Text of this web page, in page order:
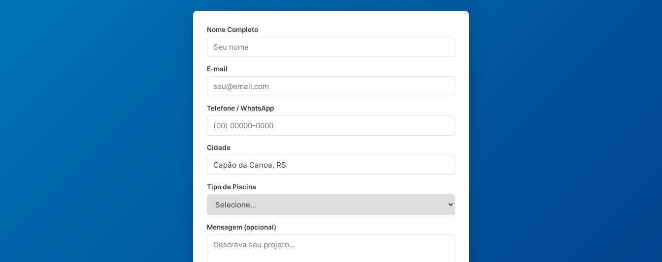
Nome Completo
E-mail
Telefone / WhatsApp
Cidade
Tipo de Piscina
Mensagem (opcional)